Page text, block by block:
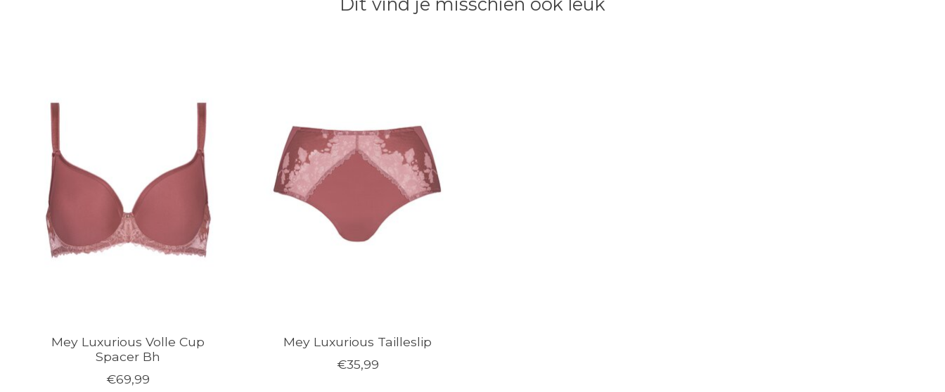
Mey Luxurious Volle Cup
Spacer Bh
€69,99
Mey Luxurious Tailleslip
€35,99